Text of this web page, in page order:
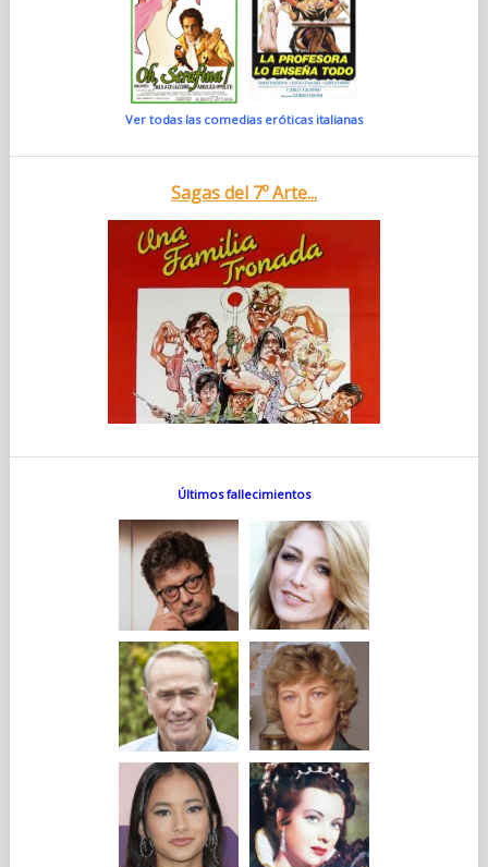
Ver todas las comedias eróticas italianas
Sagas del 7º Arte...
Últimos fallecimientos